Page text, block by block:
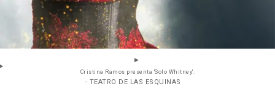
Cristina Ramos presenta 'Solo Whitney'.
- TEATRO DE LAS ESQUINAS